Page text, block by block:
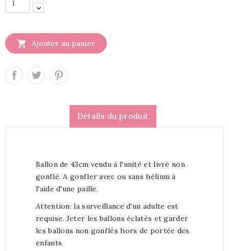
 Ajouter au panier
Détails du produit
Ballon de 43cm vendu à l'unité et livré non
gonflé. A gonfler avec ou sans hélium à
l'aide d'une paille.
Attention: la surveillance d'un adulte est
requise. Jeter les ballons éclatés et garder
les ballons non gonflés hors de portée des
enfants.